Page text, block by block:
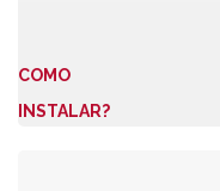
COMO
INSTALAR?